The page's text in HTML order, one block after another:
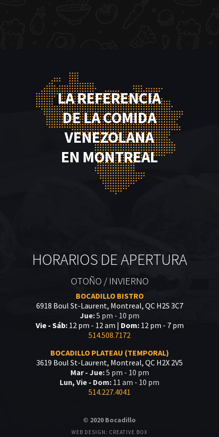
LA REFERENCIA
DE LA COMIDA
VENEZOLANA
EN MONTREAL
HORARIOS DE APERTURA
OTOÑO / INVIERNO
BOCADILLO BISTRO
6918 Boul St-Laurent, Montreal, QC H2S 3C7
Jue:5 pm - 10 pm
Vie - Sáb:12 pm - 12 am | Dom:12 pm - 7 pm
514.508.7172
BOCADILLO PLATEAU (TEMPORAL)
3619 Boul St-Laurent, Montreal, QC H2X 2V5
Mar - Jue:5 pm - 10 pm
Lun, Vie - Dom: 11 am - 10 pm
514.227.4041
© 2020 Bocadillo
WEB DESIGN: CREATIVE BOX